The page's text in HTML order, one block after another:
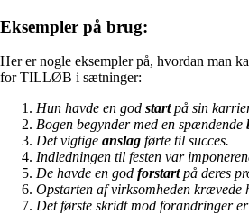
Eksempler på brug:
Her er nogle eksempler på, hvordan man
for TILLØB i sætninger:
Hun havde en god startpå sin
Bogen begynder med en spændende
Det vigtige anslag førte til succes.
Indledningen til festen var
De havde en god forstartpå deres
Opstarten af virksomheden krævede
Det første skridt mod forandringer